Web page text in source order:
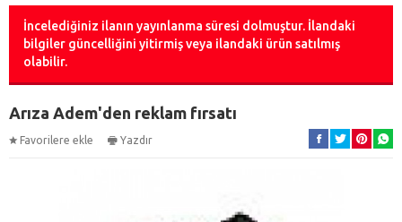
İncelediğiniz ilanın yayınlanma süresi dolmuştur. İlandaki
bilgiler güncelliğini yitirmiş veya ilandaki ürün satılmış
olabilir.
Arıza Adem'den reklam fırsatı
Favorilere ekle Yazdır